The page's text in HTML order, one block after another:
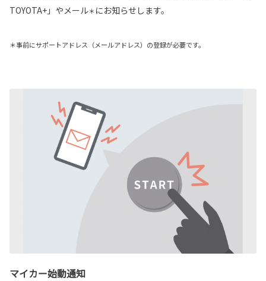
TOYOTA+」やメール＊ にお知らせします。
＊事前にサポートアドレス（メールアドレス）の登録が必要です。
マイカー始動通知